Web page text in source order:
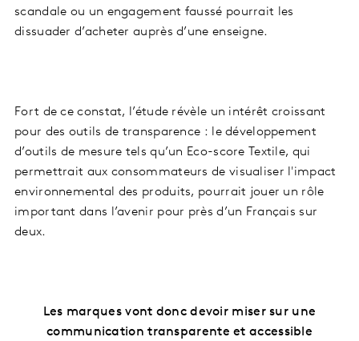
scandale ou un engagement faussé pourrait les
dissuader d’acheter auprès d’une enseigne.
Fort de ce constat, l’étude révèle un intérêt croissant
pour des outils de transparence : le développement
d’outils de mesure tels qu’un Eco-score Textile, qui
permettrait aux consommateurs de visualiser l'impact
environnemental des produits, pourrait jouer un rôle
important dans l’avenir pour près d’un Français sur
deux.
Les marques vont donc devoir miser sur une
communication transparente et accessible